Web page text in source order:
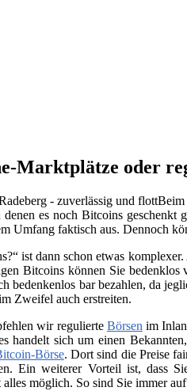
Marktplätze oder
es noch Bitcoins
Umfang faktisch aus. Dennoch
ist dann schon etwas
Bitcoins können Sie
bedenkenlos bar bezahlen, da
Zweifel auch erstreiten.
wir regulierte Börsen im
handelt sich um einen
Börse. Dort sind die Preise
Ein weiterer Vorteil ist, dass
möglich. So sind Sie immer